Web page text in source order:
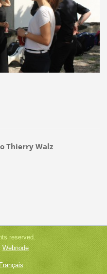
Thierry Walz
reserved.
Webnode